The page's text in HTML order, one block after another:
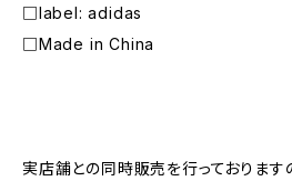
□label: adidas
□Made in China
実店舗との同時販売を行っております